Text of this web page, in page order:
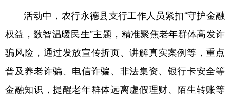
活动中，农行永德县支行工作人员紧扣“守护金融
权益，数智温暖民生”主题，精准聚焦老年群体高发诈
骗风险，通过发放宣传折页、讲解真实案例等，重点
普及养老诈骗、电信诈骗、非法集资、银行卡安全等
金融知识，提醒老年群体远离虚假理财、陌生转账等